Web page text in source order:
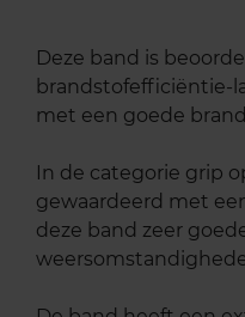
Deze band is
brandstofefficiëntie-
met een goede
In de categorie grip
gewaardeerd met
deze band zeer